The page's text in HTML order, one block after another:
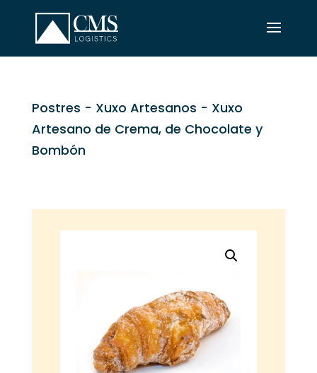
Postres - Xuxo Artesanos - Xuxo
Artesano de Crema, de Chocolate y
Bombón